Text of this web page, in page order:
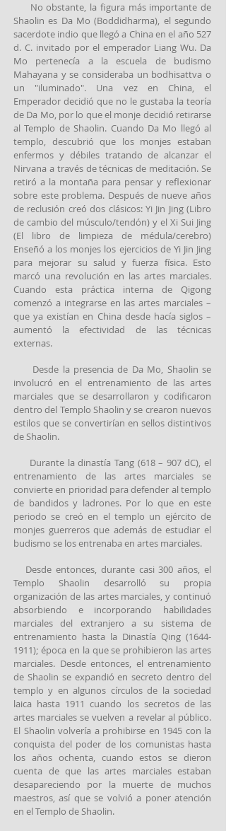
No obstante, la figura más importante de
Shaolin es Da Mo (Boddidharma), el segundo
sacerdote indio que llegó a China en el año 527
d. C. invitado por el emperador Liang Wu. Da
Mo pertenecía a la escuela de budismo
Mahayana y se consideraba un bodhisattva o
un "iluminado". Una vez en China, el
Emperador decidió que no le gustaba la teoría
de Da Mo, por lo que el monje decidió retirarse
al Templo de Shaolin. Cuando Da Mo llegó al
templo, descubrió que los monjes estaban
enfermos y débiles tratando de alcanzar el
Nirvana a través de técnicas de meditación. Se
retiró a la montaña para pensar y reflexionar
sobre este problema. Después de nueve años
de reclusión creó dos clásicos: Yi Jin Jing (Libro
de cambio del músculo/tendón) y el Xi Sui Jing
(El libro de limpieza de médula/cerebro)
Enseñó a los monjes los ejercicios de Yi Jin Jing
para mejorar su salud y fuerza física. Esto
marcó una revolución en las artes marciales.
Cuando esta práctica interna de Qigong
comenzó a integrarse en las artes marciales –
que ya existían en China desde hacía siglos –
aumentó la efectividad de las técnicas
externas.
Desde la presencia de Da Mo, Shaolin se
involucró en el entrenamiento de las artes
marciales que se desarrollaron y codificaron
dentro del Templo Shaolin y se crearon nuevos
estilos que se convertirían en sellos distintivos
de Shaolin.
Durante la dinastía Tang (618 – 907 dC), el
entrenamiento de las artes marciales se
convierte en prioridad para defender al templo
de bandidos y ladrones. Por lo que en este
periodo se creó en el templo un ejército de
monjes guerreros que además de estudiar el
budismo se los entrenaba en artes marciales.
Desde entonces, durante casi 300 años, el
Templo Shaolin desarrolló su propia
organización de las artes marciales, y continuó
absorbiendo e incorporando habilidades
marciales del extranjero a su sistema de
entrenamiento hasta la Dinastía Qing (1644-
1911); época en la que se prohibieron las artes
marciales. Desde entonces, el entrenamiento
de Shaolin se expandió en secreto dentro del
templo y en algunos círculos de la sociedad
laica hasta 1911 cuando los secretos de las
artes marciales se vuelven a revelar al público.
El Shaolin volvería a prohibirse en 1945 con la
conquista del poder de los comunistas hasta
los años ochenta, cuando estos se dieron
cuenta de que las artes marciales estaban
desapareciendo por la muerte de muchos
maestros, así que se volvió a poner atención
en el Templo de Shaolin.